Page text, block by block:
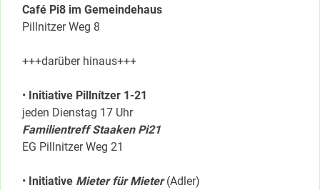
Café Pi8 im Gemeindehaus
Pillnitzer Weg 8
+++darüber hinaus+++
• Initiative Pillnítzer 1-21
jeden Dienstag 17 Uhr
Familientreff Staaken Pi21
EG Pillnitzer Weg 21
• Initiative Mieter für Mieter(Adler)